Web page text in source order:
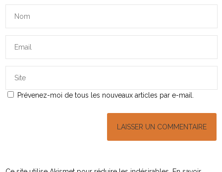
Prévenez-moi de tous les nouveaux articles par e-mail.